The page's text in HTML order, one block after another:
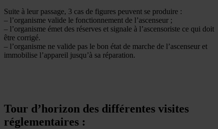
Suite à leur passage, 3 cas de figures peuvent se produire :
– l’organisme valide le fonctionnement de l’ascenseur ;
– l’organisme émet des réserves et signale à l’ascensoriste ce qui doit
être corrigé.
– l’organisme ne valide pas le bon état de marche de l’ascenseur et
immobilise l’appareil jusqu’à sa réparation.
Tour d’horizon des différentes visites
réglementaires :